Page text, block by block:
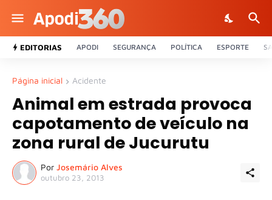
EDITORIAS APODI SEGURANÇA POLÍTICA ESPORTE
Página inicial Acidente
Animal em estrada provoca
capotamento de veículo na
zona rural de Jucurutu
Por Josemário Alves
outubro 23, 2013